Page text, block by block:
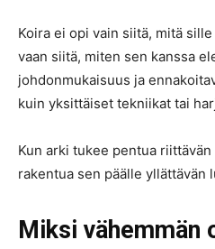
Koira ei opi vain siitä, mitä
vaan siitä, miten sen kanssa
johdonmukaisuus ja
kuin yksittäiset tekniikat tai
Kun arki tukee pentua
rakentua sen päälle yllättävän
Miksi vähemmän